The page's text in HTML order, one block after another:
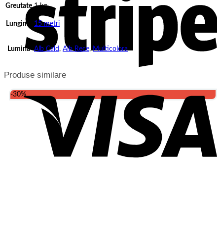
Greutate 1 kg
Lungime 15 metri
Lumina Alb Cald , Alb Rece, Multicolora
Produse similare
-30%